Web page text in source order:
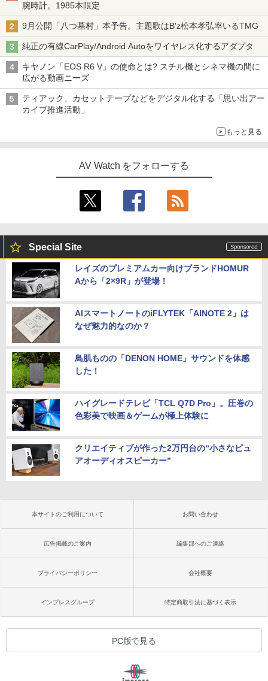
腕時計。1985本限定
9月公開「八つ墓村」本予告。主題歌はB'z松本孝弘率いるTMG
純正の有線CarPlay/Android Autoをワイヤレス化するアダプタ
キヤノン「EOS R6 V」の使命とは? スチル機とシネマ機の間に
広がる動画ニーズ
ティアック、カセットテープなどをデジタル化する「思い出アー
カイブ推進活動」
もっと見る
AV Watch をフォローする
Special Site
レイズのプレミアムカー向けブランドHOMUR
Aから「2×9R」が登場！
AIスマートノートのiFLYTEK「AINOTE 2」は
なぜ魅力的なのか？
鳥肌ものの「DENON HOME」サウンドを体感
した！
ハイグレードテレビ「TCL Q7D Pro」。圧巻の
色彩美で映画＆ゲームが極上体験に
クリエイティブが作った2万円台の“小さなピュ
アオーディオスピーカー”
本サイトのご利用について お問い合わせ
広告掲載のご案内 編集部へのご連絡
プライバシーポリシー 会社概要
インプレスグループ 特定商取引法に基づく表示
PC版で見る